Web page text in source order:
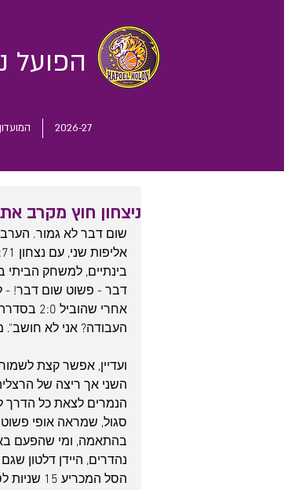
הפועל
2026-27 המועדון
ניצחון חוץ מקרב
שום דבר לא גמור. הערב
בינתיים, למשחק הביתי
דבר - פשוט שום דבר! -
העבודה? אני לא
הנמרים לצאת כל הדרך
בהתאמה, ומי שהפעם
נהדרים, היידן דלטון
הסל המכריע 15 שניות לסיום מאסיסט אדיר של ג'ו רגלנד כמובן.